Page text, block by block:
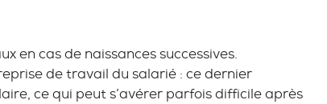
en cas de naissances successives.
de travail du salarié : ce dernier
ce qui peut s’avérer parfois difficile après